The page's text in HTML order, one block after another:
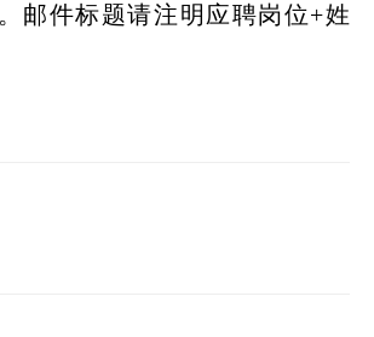
。邮件标题请注明应聘岗位+姓